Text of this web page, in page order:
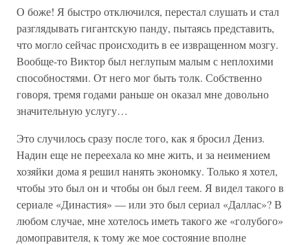
О боже! Я быстро отключился, перестал слушать и стал
разглядывать гигантскую панду, пытаясь представить,
что могло сейчас происходить в ее извращенном мозгу.
Вообще-то Виктор был неглупым малым с неплохими
способностями. От него мог быть толк. Собственно
говоря, тремя годами раньше он оказал мне довольно
значительную услугу…
Это случилось сразу после того, как я бросил Дениз.
Надин еще не переехала ко мне жить, и за неимением
хозяйки дома я решил нанять экономку. Только я хотел,
чтобы это был он и чтобы он был геем. Я видел такого в
сериале «Династия» — или это был сериал «Даллас»? В
любом случае, мне хотелось иметь такого же «голубого»
домоправителя, к тому же мое состояние вполне